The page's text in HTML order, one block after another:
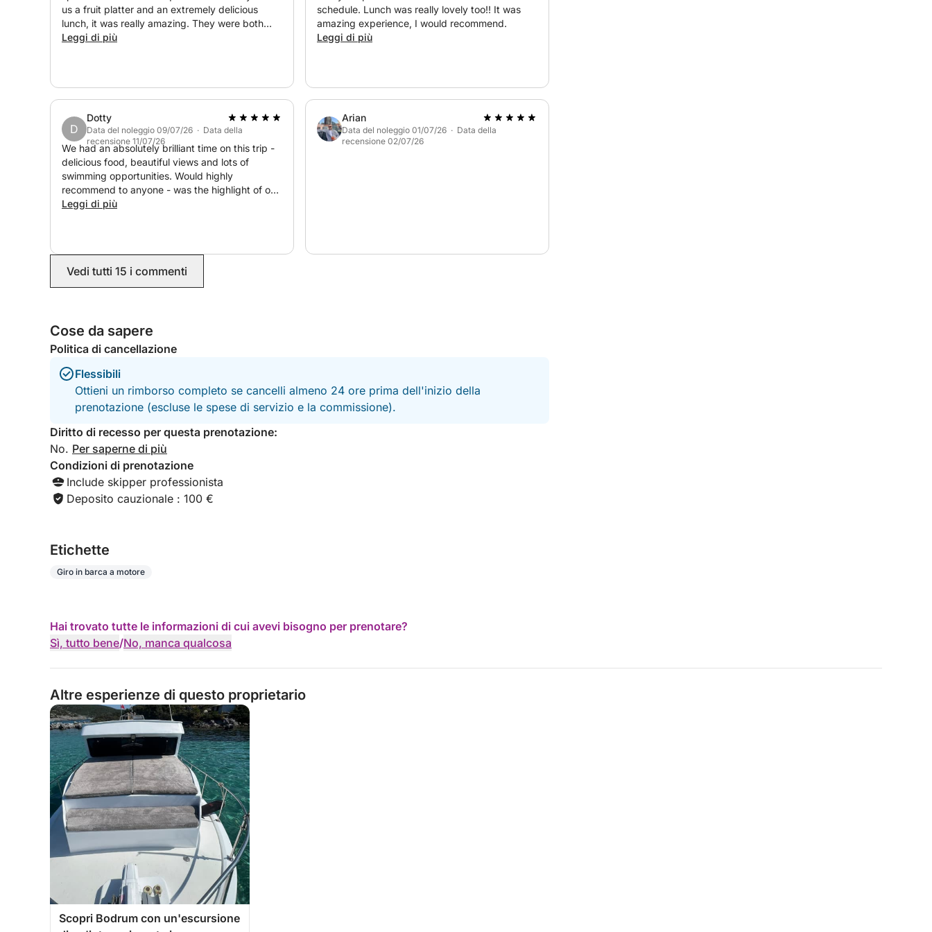
us a fruit platter and an extremely delicious
lunch, it was really amazing. They were both
super kind, made sure we were happy, and also
Leggi di più
schedule. Lunch was really lovely too!! It was
amazing experience, I would recommend.
Leggi di più
D
Dotty
Data del noleggio 09/07/26 · Data della
recensione 11/07/26
We had an absolutely brilliant time on this trip -
delicious food, beautiful views and lots of
swimming opportunities. Would highly
recommend to anyone - was the highlight of our
trip to Bodrum!
Leggi di più
Arian
Data del noleggio 01/07/26 · Data della
recensione 02/07/26
Vedi tutti 15 i commenti
Cose da sapere
Politica di cancellazione
Flessibili
Ottieni un rimborso completo se cancelli almeno 24 ore prima dell'inizio della
prenotazione (escluse le spese di servizio e la commissione).
Diritto di recesso per questa prenotazione:
No. Per saperne di più
Condizioni di prenotazione
Include skipper professionista
Deposito cauzionale : 100 €
Etichette
Giro in barca a motore
Hai trovato tutte le informazioni di cui avevi bisogno per prenotare?
Sì, tutto bene/No, manca qualcosa
Altre esperienze di questo proprietario
Scopri Bodrum con un'escursione